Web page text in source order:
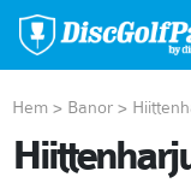
Hem > Banor >